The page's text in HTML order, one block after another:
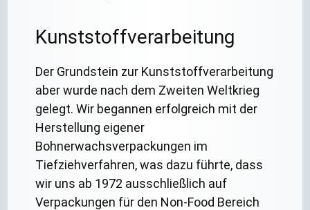
Kunststoffverarbeitung
Der Grundstein zur Kunststoffverarbeitung
aber wurde nach dem Zweiten Weltkrieg
gelegt. Wir begannen erfolgreich mit der
Herstellung eigener
Bohnerwachsverpackungen im
Tiefziehverfahren, was dazu führte, dass
wir uns ab 1972 ausschließlich auf
Verpackungen für den Non-Food Bereich